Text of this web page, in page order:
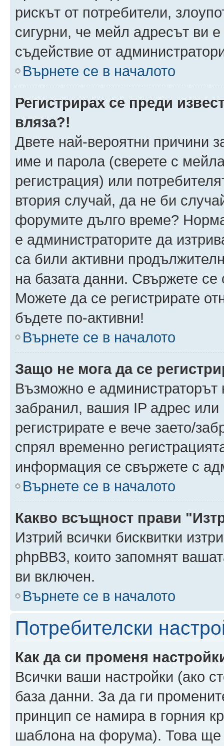
рискът от потребители,
сигурни, че мейл адресът ви
съдействие от
Върнете се в началото
Регистрирах се преди
вляза?!
Двете най-вероятни причини
име и парола (сверете с
регистрация) или
втория случай, да не би
форумите дълго време?
е администраторите да
са били активни
на базата данни. Свържете
Можете да се регистрирате
бъдете по-активни!
Върнете се в началото
Защо не мога да се
Възможно е
забранил, вашия IP адрес или
регистрирате е вече заето/
спрял временно
информация се свържете с
Върнете се в началото
Какво всъщност прави
Изтрий всички бисквитки
phpBB3, които запомнят
ви включен.
Върнете се в началото
Потребителски
Как да си променя
Всички ваши настройки (ако
база данни. За да ги
принцип се намира в горния
шаблона на форума). Това ще